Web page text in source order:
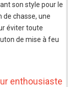
son style pour le
de chasse, une
éviter toute
de mise à feu
enthousiaste